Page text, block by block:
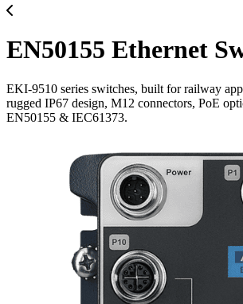
EN50155 Ethernet
EKI-9510 series switches, built for railway
rugged IP67 design, M12 connectors, PoE
EN50155 & IEC61373.